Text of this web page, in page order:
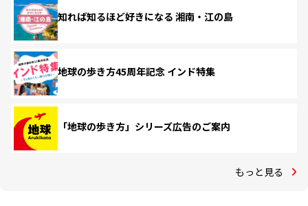
知れば知るほど好きになる 湘南・江の島
地球の歩き方45周年記念 インド特集
「地球の歩き方」シリーズ広告のご案内
もっと見る